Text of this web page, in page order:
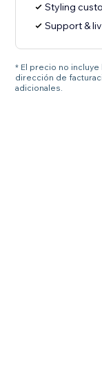
Styling
Support &
* El precio no
dirección de
adicionales.